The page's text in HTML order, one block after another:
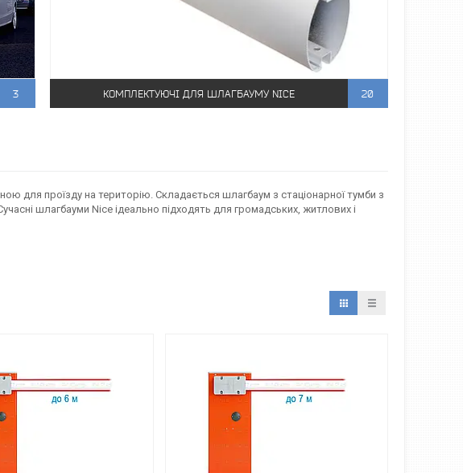
3 КОМПЛЕКТУЮЧІ ДЛЯ ШЛАГБАУМУ NICE 20
для проїзду на територію. Складається шлагбаум з стаціонарної тумби з
шлагбауми Nice ідеально підходять для громадських, житлових і